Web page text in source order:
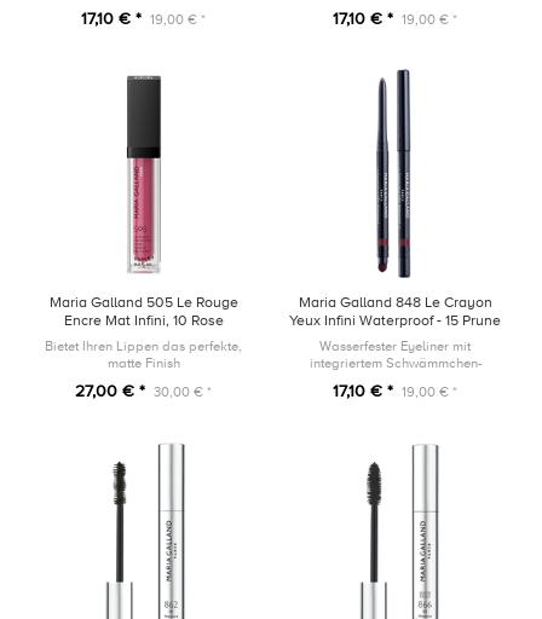
17,10 € * 19,00 € * 17,10 € * 19,00 € *
Maria Galland 505 Le Rouge
Encre Mat Infini, 10 Rose
Velours, 6,5ml
Bietet Ihren Lippen das perfekte,
matte Finish
27,00 € * 30,00 € *
Maria Galland 848 Le Crayon
Yeux Infini Waterproof - 15 Prune
Charmante
Wasserfester Eyeliner mit
integriertem Schwämmchen-
17,10 € * 19,00 € *